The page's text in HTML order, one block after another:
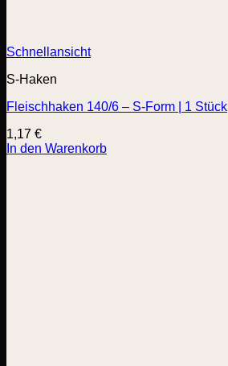
Schnellansicht
S-Haken
Fleischhaken 140/6 – S-Form | 1 Stück
1,17 €
In den Warenkorb